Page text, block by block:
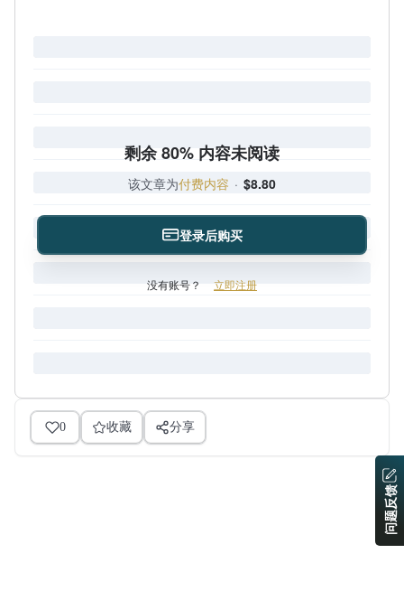
剩余 80% 内容未阅读
该文章为付费内容 · $8.80
登录后购买
没有账号？ 立即注册
0 收藏 分享
问题反馈